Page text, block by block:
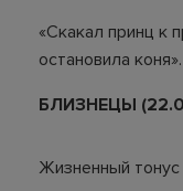
«Скакал принц к
остановила
БЛИЗНЕЦЫ
Жизненный тонус